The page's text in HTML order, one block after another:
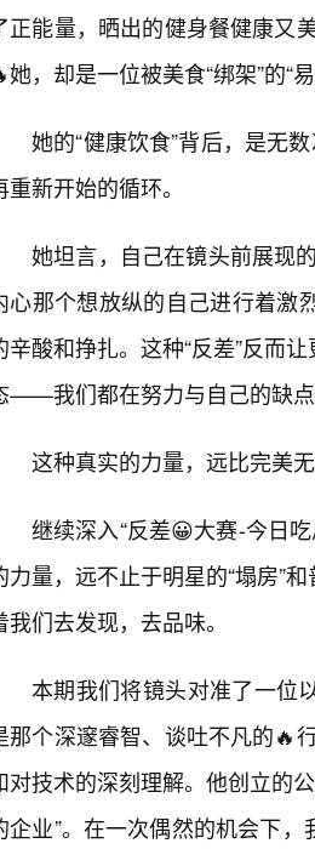
正能量，晒出的健身餐健康又
她，却是一位被美食“绑架”的“
她的“健康饮食”背后，是无
重新开始的循环。
她坦言，自己在镜头前展现
心那个想放纵的自己进行着激
辛酸和挣扎。这种“反差”反而
——我们都在努力与自己的缺点
这种真实的力量，远比完美无
继续深入“反差😀大赛-今日
力量，远不止于明星的“塌房”
我们去发现，去品味。
本期我们将镜头对准了一位
那个深邃睿智、谈吐不凡的🔥
对技术的深刻理解。他创立的
企业”。在一次偶然的机会下